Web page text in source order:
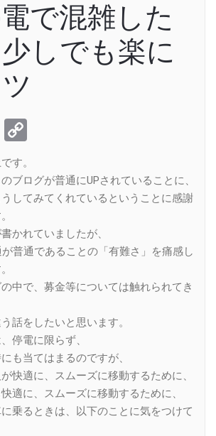
で混雑した
しでも楽に
Line
す。
ブログが普通にUPされていることに、
してみてくれているということに感謝
かれていましたが、
普通であることの「有難さ」を痛感し
中で、募金等については触れられてき
話をしたいと思います。
停電に限らず、
も当てはまるのですが、
快適に、スムーズに移動するために、
適に、スムーズに移動するために、
乗るときは、以下のことに気をつけて